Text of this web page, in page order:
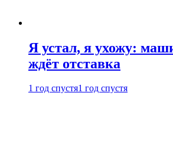
Я устал, я ухожу:
ждёт отставка
1 год спустя1 год спустя